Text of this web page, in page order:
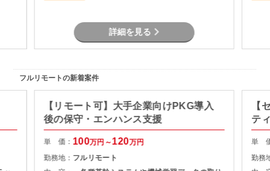
ニ
詳細を見る
フルリモートの新着案件
【リモート可】大手企業向けPKG導入
後の保守・エンハンス支援
単 価： 100万円～120万円
勤務地： フルリモート
【
テ
単
勤務